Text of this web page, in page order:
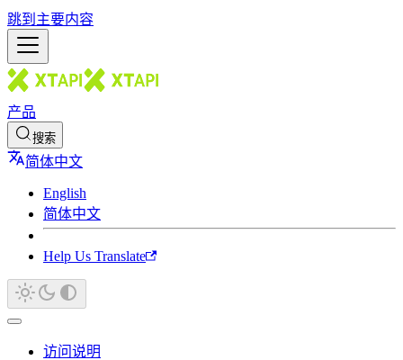
跳到主要内容
产品
搜索
简体中文
English
简体中文
Help Us Translate
访问说明